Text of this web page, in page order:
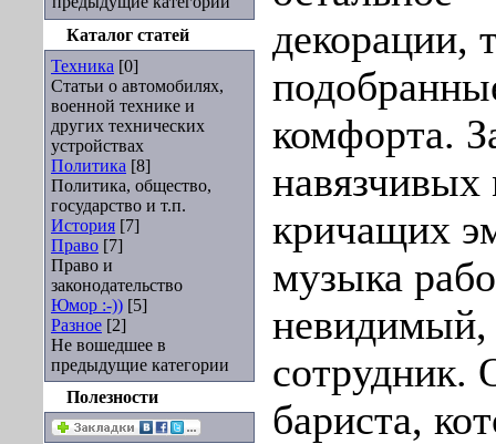
Каталог статей
Техника [0]
Статьи о автомобилях,
военной технике и
других технических
устройствах
Политика [8]
Политика, общество,
государство и т.п.
История [7]
Право [7]
Право и
законодательство
Юмор :-)) [5]
Разное [2]
Не вошедшее в
предыдущие категории
Полезности
декорации,
комфорта.
кричащих
музыка
бариста,